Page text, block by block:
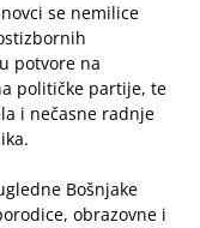
se nemilice
potvore na
političke partije, te
i nečasne radnje
Bošnjake
obrazovne i